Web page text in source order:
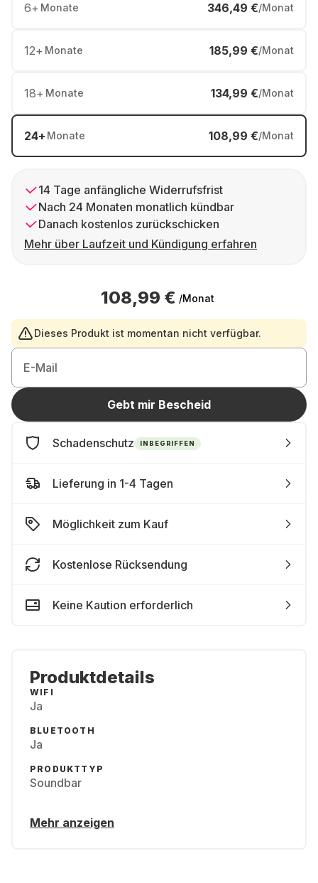
6+ Monate 346,49 €/Monat
12+ Monate 185,99 €/Monat
18+ Monate 134,99 €/Monat
24+ Monate 108,99 €/Monat
14 Tage anfängliche Widerrufsfrist
Nach 24 Monaten monatlich kündbar
Danach kostenlos zurückschicken
Mehr über Laufzeit und Kündigung erfahren
108,99 € /Monat
Dieses Produkt ist momentan nicht verfügbar.
E-Mail
Gebt mir Bescheid
Schadenschutz INBEGRIFFEN
Lieferung in 1-4 Tagen
Möglichkeit zum Kauf
Kostenlose Rücksendung
Keine Kaution erforderlich
Produktdetails
WIFI
Ja
BLUETOOTH
Ja
PRODUKTTYP
Soundbar
Mehr anzeigen